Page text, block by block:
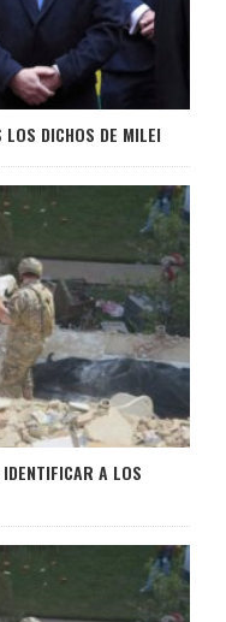
DICHOS DE MILEI
A LOS